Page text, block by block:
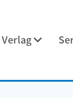
Verlag